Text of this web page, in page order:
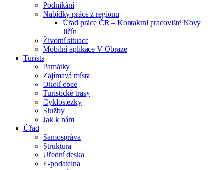
Podnikání
Nabídky práce z regionu
Úřad práce ČR – Kontaktní pracoviště Nový
Jičín
Životní situace
Mobilní aplikace V Obraze
Turista
Památky
Zajímavá místa
Okolí obce
Turistické trasy
Cyklostezky
Služby
Jak k nám
Úřad
Samospráva
Struktura
Úřední deska
E-podatelna